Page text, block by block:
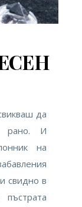
да
рано. И
на
свидно в